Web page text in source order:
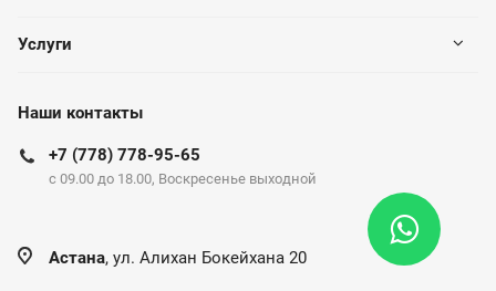
Услуги
Наши контакты
+7 (778) 778-95-65
c 09.00 до 18.00, Воскресенье выходной
Астана, ул. Алихан Бокейхана 20